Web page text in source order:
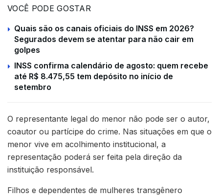
VOCÊ PODE GOSTAR
Quais são os canais oficiais do INSS em 2026?
Segurados devem se atentar para não cair em
golpes
INSS confirma calendário de agosto: quem recebe
até R$ 8.475,55 tem depósito no início de
setembro
O representante legal do menor não pode ser o autor,
coautor ou partícipe do crime. Nas situações em que o
menor vive em acolhimento institucional, a
representação poderá ser feita pela direção da
instituição responsável.
Filhos e dependentes de mulheres transgênero